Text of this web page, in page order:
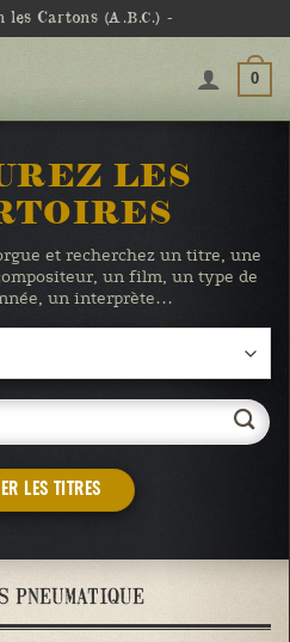
les Cartons (A.B.C.) -
0
LES
et recherchez un titre, une
un film, un type de
un interprète…
LES TITRES
PNEUMATIQUE